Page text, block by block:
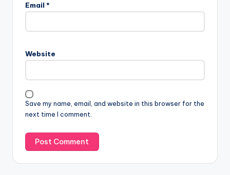
Email *
Website
Save my name, email, and website in this browser for the
next time I comment.